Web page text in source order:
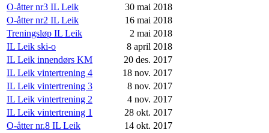
O-åtter nr3 IL Leik
30 mai 2018
O-åtter nr2 IL Leik
16 mai 2018
Treningsløp IL Leik
2 mai 2018
IL Leik ski-o
8 april 2018
IL Leik innendørs KM
20 des. 2017
IL Leik vintertrening 4
18 nov. 2017
IL Leik vintertrening 3
8 nov. 2017
IL Leik vintertrening 2
4 nov. 2017
IL Leik vintertrening 1
28 okt. 2017
O-åtter nr.8 IL Leik
14 okt. 2017